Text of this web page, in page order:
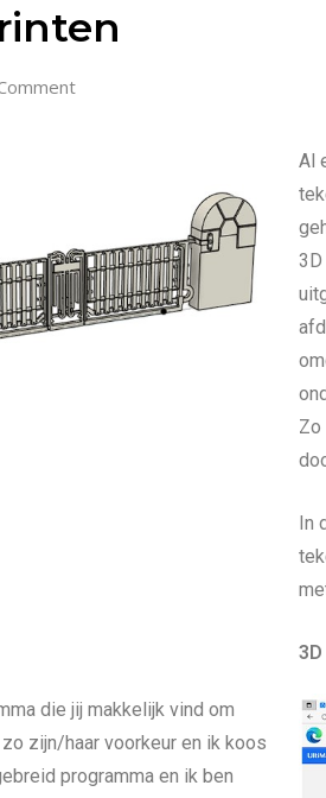
Al
3D
Zo
In
die jij makkelijk vind om
zijn/haar voorkeur en ik koos
programma en ik ben